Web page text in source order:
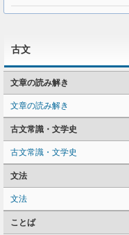
古文
文章の読み解き
文章の読み解き
古文常識・文学史
古文常識・文学史
文法
文法
ことば